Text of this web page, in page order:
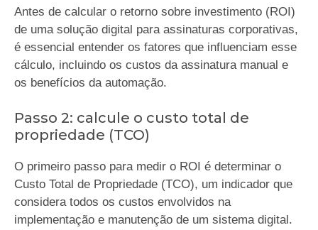
Antes de calcular o retorno sobre investimento (ROI)
de uma solução digital para assinaturas corporativas,
é essencial entender os fatores que influenciam esse
cálculo, incluindo os custos da assinatura manual e
os benefícios da automação.
Passo 2: calcule o custo total de
propriedade (TCO)
O primeiro passo para medir o ROI é determinar o
Custo Total de Propriedade (TCO), um indicador que
considera todos os custos envolvidos na
implementação e manutenção de um sistema digital.